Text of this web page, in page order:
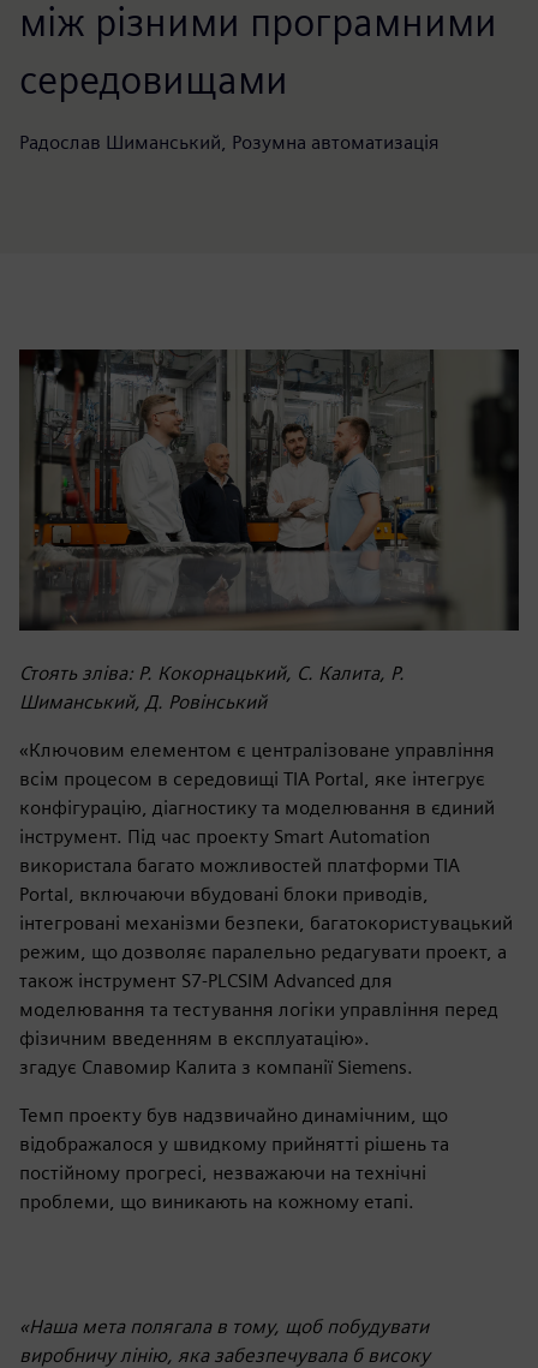
між різними програмними
середовищами
Радослав Шиманський, Розумна автоматизація
Стоять зліва: Р. Кокорнацький, С. Калита, Р.
Шиманський, Д. Ровінський
«Ключовим елементом є централізоване управління
всім процесом в середовищі TIA Portal, яке інтегрує
конфігурацію, діагностику та моделювання в єдиний
інструмент. Під час проекту Smart Automation
використала багато можливостей платформи TIA
Portal, включаючи вбудовані блоки приводів,
інтегровані механізми безпеки, багатокористувацький
режим, що дозволяє паралельно редагувати проект, а
також інструмент S7-PLCSIM Advanced для
моделювання та тестування логіки управління перед
фізичним введенням в експлуатацію».
згадує Славомир Калита з компанії Siemens.
Темп проекту був надзвичайно динамічним, що
відображалося у швидкому прийнятті рішень та
постійному прогресі, незважаючи на технічні
проблеми, що виникають на кожному етапі.
«Наша мета полягала в тому, щоб побудувати
виробничу лінію, яка забезпечувала б високу